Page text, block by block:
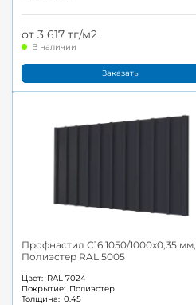
от 3 617 тг/м2
В наличии
Заказать
Профнастил С16 1050/1000x0,35 мм,
Полиэстер RAL 5005
Цвет: RAL 7024
Покрытие: Полиэстер
Толщина: 0.45